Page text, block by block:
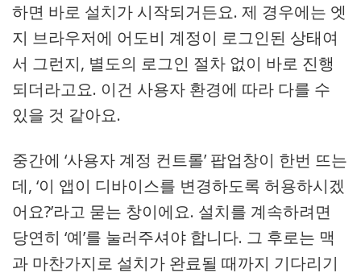
하면 바로 설치가 시작되거든요. 제 경우에는 엣
지 브라우저에 어도비 계정이 로그인된 상태여
서 그런지, 별도의 로그인 절차 없이 바로 진행
되더라고요. 이건 사용자 환경에 따라 다를 수
있을 것 같아요.
중간에 ‘사용자 계정 컨트롤’ 팝업창이 한번 뜨는
데, ‘이 앱이 디바이스를 변경하도록 허용하시겠
어요?’라고 묻는 창이에요. 설치를 계속하려면
당연히 ‘예’를 눌러주셔야 합니다. 그 후로는 맥
과 마찬가지로 설치가 완료될 때까지 기다리기